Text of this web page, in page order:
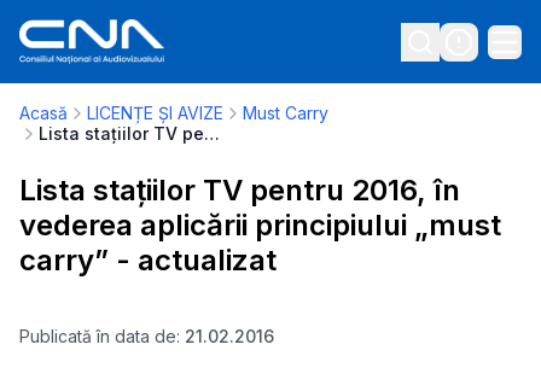
Acasă LICENȚE ȘI AVIZE
Must Carry
Lista stațiilor TV pentru 2016, în vederea aplicării principiului „must carry” - actualizat
Lista stațiilor TV pentru 2016, în
vederea aplicării principiului „must
carry” - actualizat
Publicată în data de: 21.02.2016